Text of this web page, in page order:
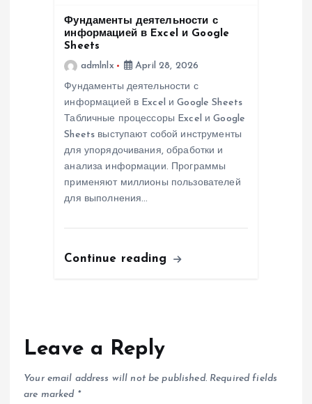
Фундаменты деятельности с
информацией в Excel и Google
Sheets
admlnlx
April 28, 2026
Фундаменты деятельности с
информацией в Excel и Google Sheets
Табличные процессоры Excel и Google
Sheets выступают собой инструменты
для упорядочивания, обработки и
анализа информации. Программы
применяют миллионы пользователей
для выполнения…
Continue reading
Leave a Reply
Your email address will not be published. Required fields
are marked *